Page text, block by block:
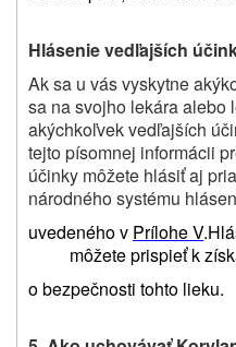
Hlásenie vedľajších
Ak sa u vás vyskytne
sa na svojho lekára alebo
akýchkoľvek vedľajších
tejto písomnej informácii
účinky môžete hlásiť aj
národného systému
uvedeného v Prílohe V.
môžete prispieť k
o bezpečnosti tohto lieku.